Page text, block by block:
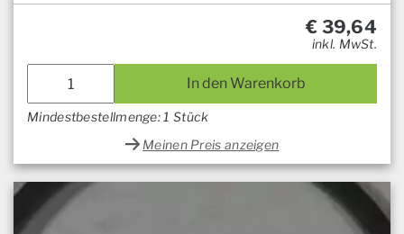
€ 39,64
inkl. MwSt.
In den Warenkorb
Mindestbestellmenge: 1 Stück
Meinen Preis anzeigen